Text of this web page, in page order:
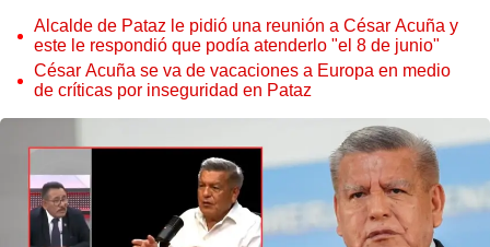
Alcalde de Pataz le pidió una reunión a César Acuña y
este le respondió que podía atenderlo "el 8 de junio"
César Acuña se va de vacaciones a Europa en medio
de críticas por inseguridad en Pataz